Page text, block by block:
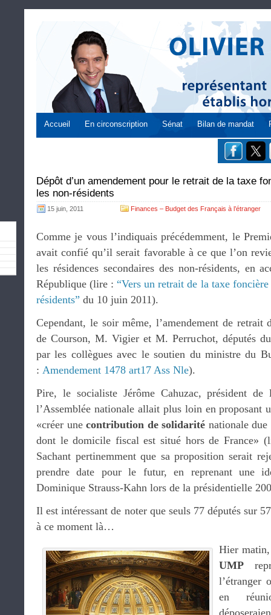
Accueil En circonscription Sénat Bilan de mandat
Dépôt d’un amendement pour le retrait de la taxe
les non-résidents
15 juin, 2011 Finances – Budget des Français à l’étranger
Comme je vous l’indiquais précédemment, le
avait confié qu’il serait favorable à ce que l’on
les résidences secondaires des non-résidents, en
République (lire : “Vers un retrait de la taxe
résidents” du 10 juin 2011).
Cependant, le soir même, l’amendement de retrait
de Courson, M. Vigier et M. Perruchot, députés
par les collègues avec le soutien du ministre du
: Amendement 1478 art17 Ass Nle).
Pire, le socialiste Jérôme Cahuzac, président de
l’Assemblée nationale allait plus loin en
«créer une contribution de solidarité nationale due
dont le domicile fiscal est situé hors de France»
Sachant pertinemment que sa proposition serait
prendre date pour le futur, en reprenant une
Dominique Strauss-Kahn lors de la présidentielle
Il est intéressant de noter que seuls 77 députés sur
à ce moment là…
Hier
UMP
l’étranger
en